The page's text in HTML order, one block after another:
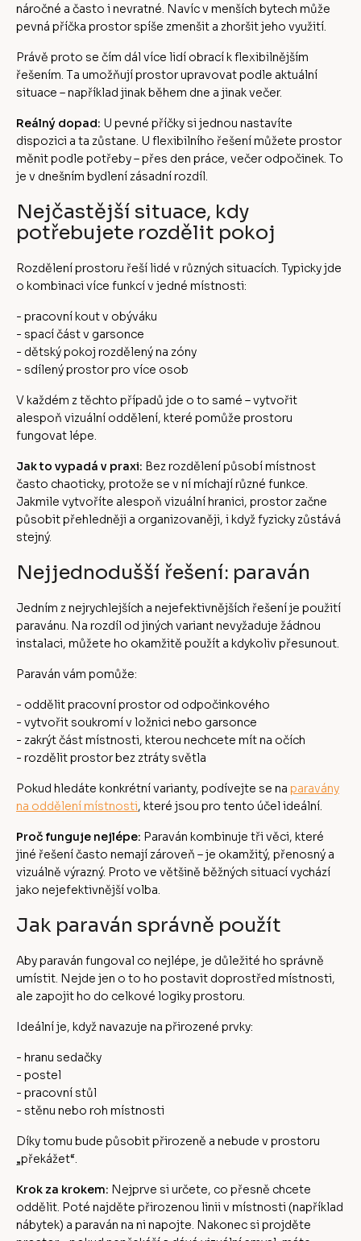
náročné a často i nevratné. Navíc v menších bytech může
pevná příčka prostor spíše zmenšit a zhoršit jeho využití.
Právě proto se čím dál více lidí obrací k flexibilnějším
řešením. Ta umožňují prostor upravovat podle aktuální
situace – například jinak během dne a jinak večer.
Reálný dopad: U pevné příčky si jednou nastavíte
dispozici a ta zůstane. U flexibilního řešení můžete prostor
měnit podle potřeby – přes den práce, večer odpočinek. To
je v dnešním bydlení zásadní rozdíl.
Nejčastější situace, kdy
potřebujete rozdělit pokoj
Rozdělení prostoru řeší lidé v různých situacích. Typicky jde
o kombinaci více funkcí v jedné místnosti:
- pracovní kout v obýváku
- spací část v garsonce
- dětský pokoj rozdělený na zóny
- sdílený prostor pro více osob
V každém z těchto případů jde o to samé – vytvořit
alespoň vizuální oddělení, které pomůže prostoru
fungovat lépe.
Jak to vypadá v praxi: Bez rozdělení působí místnost
často chaoticky, protože se v ní míchají různé funkce.
Jakmile vytvoříte alespoň vizuální hranici, prostor začne
působit přehledněji a organizovaněji, i když fyzicky zůstává
stejný.
Nejjednodušší řešení: paraván
Jedním z nejrychlejších a nejefektivnějších řešení je použití
paravánu. Na rozdíl od jiných variant nevyžaduje žádnou
instalaci, můžete ho okamžitě použít a kdykoliv přesunout.
Paraván vám pomůže:
- oddělit pracovní prostor od odpočinkového
- vytvořit soukromí v ložnici nebo garsonce
- zakrýt část místnosti, kterou nechcete mít na očích
- rozdělit prostor bez ztráty světla
Pokud hledáte konkrétní varianty, podívejte se na paravány
na oddělení místnosti, které jsou pro tento účel ideální.
Proč funguje nejlépe: Paraván kombinuje tři věci, které
jiné řešení často nemají zároveň – je okamžitý, přenosný a
vizuálně výrazný. Proto ve většině běžných situací vychází
jako nejefektivnější volba.
Jak paraván správně použít
Aby paraván fungoval co nejlépe, je důležité ho správně
umístit. Nejde jen o to ho postavit doprostřed místnosti,
ale zapojit ho do celkové logiky prostoru.
Ideální je, když navazuje na přirozené prvky:
- hranu sedačky
- postel
- pracovní stůl
- stěnu nebo roh místnosti
Díky tomu bude působit přirozeně a nebude v prostoru
„překážet“.
Krok za krokem: Nejprve si určete, co přesně chcete
oddělit. Poté najděte přirozenou linii v místnosti (například
nábytek) a paraván na ni napojte. Nakonec si projděte